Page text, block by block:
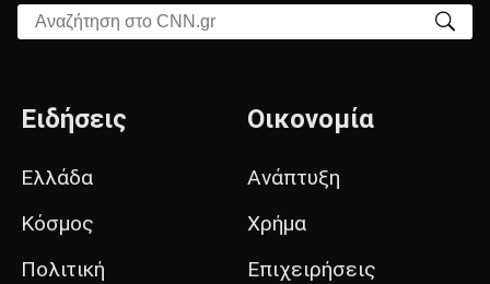
Αναζήτηση στο CNN.gr
Ειδήσεις
Ελλάδα
Κόσμος
Πολιτική
Οικονομία
Ανάπτυξη
Χρήμα
Επιχειρήσεις